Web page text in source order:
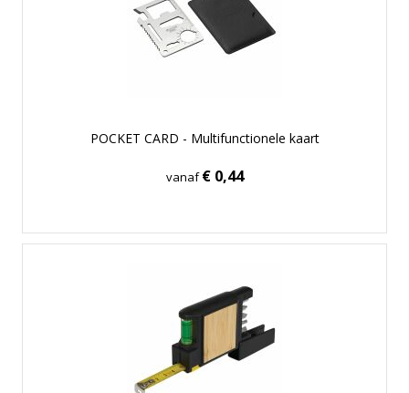
POCKET CARD - Multifunctionele kaart
vanaf€ 0,44